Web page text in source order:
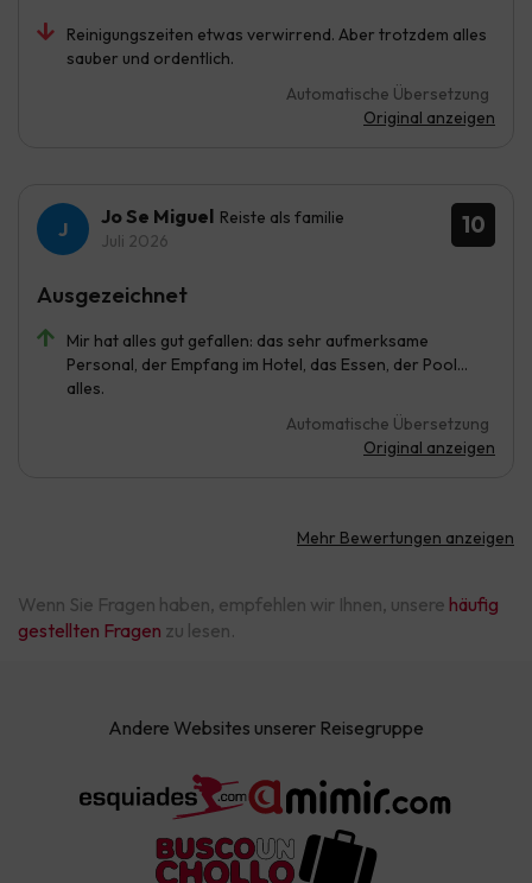
Reinigungszeiten etwas verwirrend. Aber trotzdem alles
sauber und ordentlich.
Automatische Übersetzung
Original anzeigen
10
Jo Se Miguel Reiste als familie
Juli 2026
Mir hat alles gut gefallen: das sehr aufmerksame
Personal, der Empfang im Hotel, das Essen, der Pool…
alles.
Automatische Übersetzung
Original anzeigen
Ausgezeichnet
Mehr Bewertungen anzeigen
Wenn Sie Fragen haben, empfehlen wir Ihnen, unsere häufig
gestellten Fragen zu lesen.
Andere Websites unserer Reisegruppe